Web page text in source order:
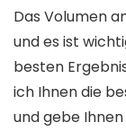
Das Volumen
und es ist
besten
ich Ihnen die
und gebe